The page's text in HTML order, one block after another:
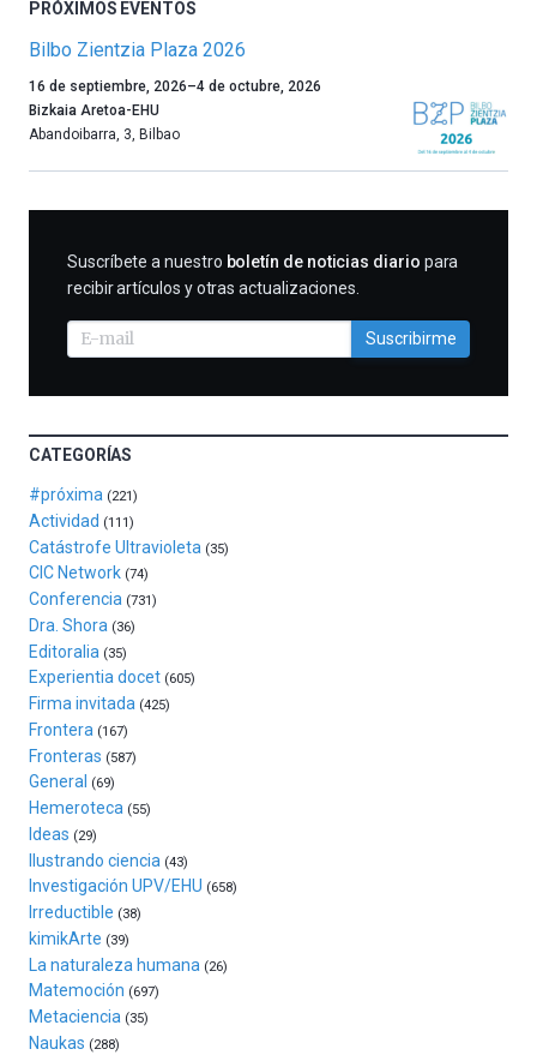
PRÓXIMOS EVENTOS
Bilbo Zientzia Plaza 2026
Un
año
más,
celebración
la
edición
Bilbo
Zientzia
Plaza
(BZP),
un
que
llenará
la
ciudad
de
monólogos,
exposiciones,
conferencias,
docufórums
y
espectáculos
del
16
de
septiembre
al
16 de septiembre, 2026–4 de octubre, 2026
Bizkaia Aretoa-EHU
Abandoibarra, 3 Bilbao
SUSCRIBIRME
Suscríbete a nuestro boletín de noticias diario para
recibir artículos y otras actualizaciones.
Suscribirme
CATEGORÍAS
#próxima (221)
Actividad (111)
Catástrofe Ultravioleta (35)
CIC Network (74)
Conferencia (731)
Dra. Shora (36)
Editoralia (35)
Experientia docet (605)
Firma invitada (425)
Frontera (167)
Fronteras (587)
General (69)
Hemeroteca (55)
Ideas (29)
Ilustrando ciencia (43)
Investigación UPV/EHU (658)
Irreductible (38)
kimikArte (39)
La naturaleza humana (26)
Matemoción (697)
Metaciencia (35)
Naukas (288)